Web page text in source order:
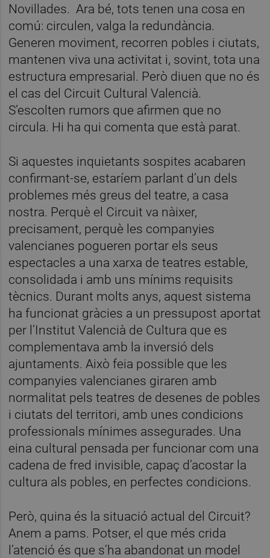
Novillades. Ara bé, tots tenen una cosa en
comú: circulen, valga la redundància.
Generen moviment, recorren pobles i ciutats,
mantenen viva una activitat i, sovint, tota una
estructura empresarial. Però diuen que no és
el cas del Circuit Cultural Valencià.
S’escolten rumors que afirmen que no
circula. Hi ha qui comenta que està parat.
Si aquestes inquietants sospites acabaren
confirmant-se, estaríem parlant d’un dels
problemes més greus del teatre, a casa
nostra. Perquè el Circuit va nàixer,
precisament, perquè les companyies
valencianes pogueren portar els seus
espectacles a una xarxa de teatres estable,
consolidada i amb uns mínims requisits
tècnics. Durant molts anys, aquest sistema
ha funcionat gràcies a un pressupost aportat
per l’Institut Valencià de Cultura que es
complementava amb la inversió dels
ajuntaments. Això feia possible que les
companyies valencianes giraren amb
normalitat pels teatres de desenes de pobles
i ciutats del territori, amb unes condicions
professionals mínimes assegurades. Una
eina cultural pensada per funcionar com una
cadena de fred invisible, capaç d’acostar la
cultura als pobles, en perfectes condicions.
Però, quina és la situació actual del Circuit?
Anem a pams. Potser, el que més crida
l’atenció és que s’ha abandonat un model